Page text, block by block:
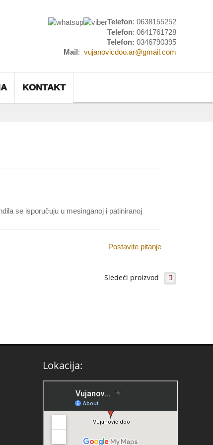
Telefon: 0638155252
Telefon: 0641761728
Telefon: 0346790395
Mail: vujanovicdoo.ar@gmail.com
KONTAKT
se isporučuju u mesinganoj i patiniranoj
Postavite pitanje
Sledeći proizvod
Lokacija: